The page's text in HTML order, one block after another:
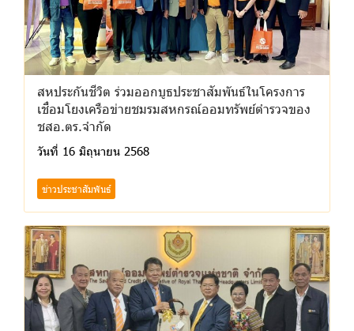
สหประกันชีวิต ร่วมออกบูธประชาสัมพันธ์ในโครงการ
เชื่อมโยงเครือข่ายชมรมสหกรณ์ออมทรัพย์ตำรวจของ
ชสอ.ตร.จำกัด
วันที่ 16 มิถุนายน 2568
ข่าวประชาสัมพันธ์